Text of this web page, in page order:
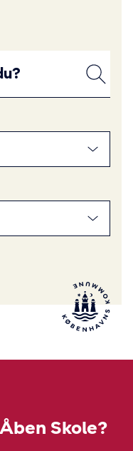
Skole?